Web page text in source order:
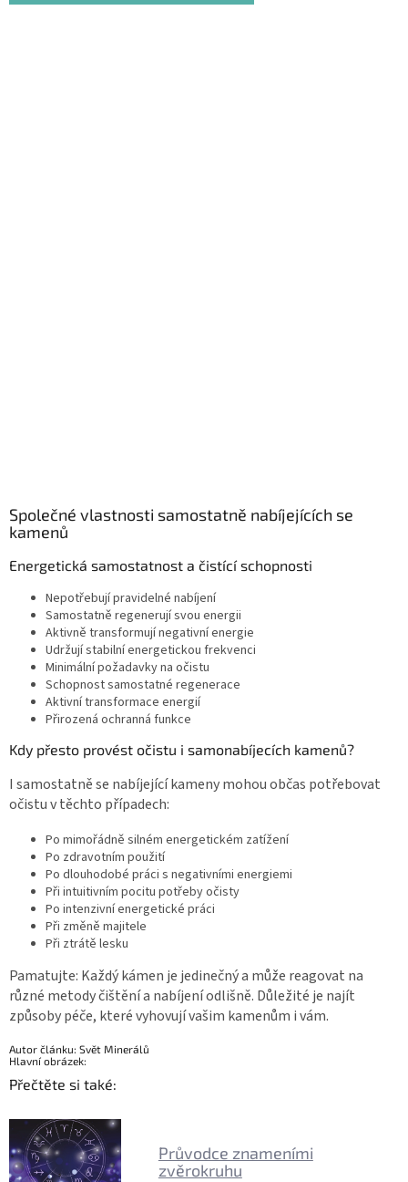
Společné vlastnosti samostatně nabíjejících se
kamenů
Energetická samostatnost a čistící schopnosti
Nepotřebují pravidelné nabíjení
Samostatně regenerují svou energii
Aktivně transformují negativní energie
Udržují stabilní energetickou frekvenci
Minimální požadavky na očistu
Schopnost samostatné regenerace
Aktivní transformace energií
Přirozená ochranná funkce
Kdy přesto provést očistu i samonabíjecích kamenů?
I samostatně se nabíjející kameny mohou občas potřebovat
očistu v těchto případech:
Po mimořádně silném energetickém zatížení
Po zdravotním použití
Po dlouhodobé práci s negativními energiemi
Při intuitivním pocitu potřeby očisty
Po intenzivní energetické práci
Při změně majitele
Při ztrátě lesku
Pamatujte: Každý kámen je jedinečný a může reagovat na
různé metody čištění a nabíjení odlišně. Důležité je najít
způsoby péče, které vyhovují vašim kamenům i vám.
Autor článku: Svět Minerálů
Hlavní obrázek:
Přečtěte si také:
Průvodce znameními
zvěrokruhu